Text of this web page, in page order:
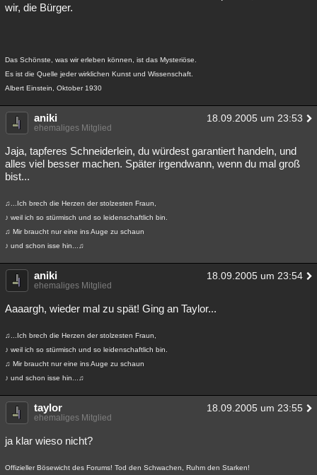
wir, die Bürger.
Das Schönste, was wir erleben können, ist das Mysteriöse.
Es ist die Quelle jeder wirklichen Kunst und Wissenschaft.
Albert Einstein, Oktober 1930
aniki 18.09.2005 um 23:53
ehemaliges Mitglied
Jaja, tapferes Schneiderlein, du würdest garantiert handeln, und
alles viel besser machen. Später irgendwann, wenn du mal groß
bist...
♫...Ich brech die Herzen der stolzesten Fraun,
♪ weil ich so stürmisch und so leidenschaftlich bin.
♫ Mir braucht nur eine ins Auge zu schaun
♪ und schon isse hin...♫
aniki 18.09.2005 um 23:54
ehemaliges Mitglied
Aaaargh, wieder mal zu spät! Ging an Taylor...
♫...Ich brech die Herzen der stolzesten Fraun,
♪ weil ich so stürmisch und so leidenschaftlich bin.
♫ Mir braucht nur eine ins Auge zu schaun
♪ und schon isse hin...♫
taylor 18.09.2005 um 23:55
ehemaliges Mitglied
ja klar wieso nicht?
Offizieller Bösewicht des Forums! Tod den Schwachen, Ruhm den Starken!